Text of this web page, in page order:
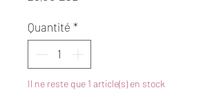
Quantité *
Il ne reste que 1 article(s) en stock